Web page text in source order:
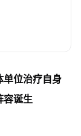
单位治疗自身
容诞生